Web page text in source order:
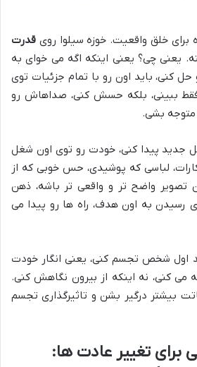
برای خلق واقعیت. خوزه سیلوا روی قدرت
یعنی چی؟ یعنی اینکه اگه می خوای به
کنی، باید اون رو با تمام جزئیات توی
ببینی، بلکه حسش کنی، صداهاش رو
بشی.
جدید پیدا کنی، خودت رو توی اون شغل
لباسی که پوشیدی، حس خوبی که از
تصویر واضح تر و واقعی تر باشه، ذهن
رسیدن به اون هدف، راه ها رو پیدا می
اول شخص تجسم کنی، یعنی انگار خودت
می کنی، نه اینکه از بیرون نگاهش کنی.
بیشتر درگیر بشن و تاثیرگذاری تجسم
برای تغییر عادت ها: